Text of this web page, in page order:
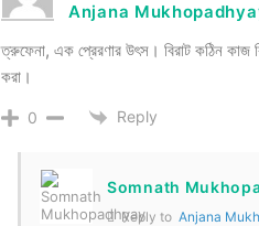
Anjana
ত্রুফেনা, এক প্রেরণার উৎস। বিরাট কঠিন কাজ
করা।
0 Reply
Somnath
Reply to Anjana